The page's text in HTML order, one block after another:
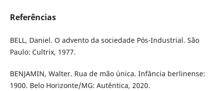
Referências
BELL, Daniel. O advento da sociedade Pós-Industrial. São
Paulo: Cultrix, 1977.
BENJAMIN, Walter. Rua de mão única. Infância berlinense:
1900. Belo Horizonte/MG: Autêntica, 2020.